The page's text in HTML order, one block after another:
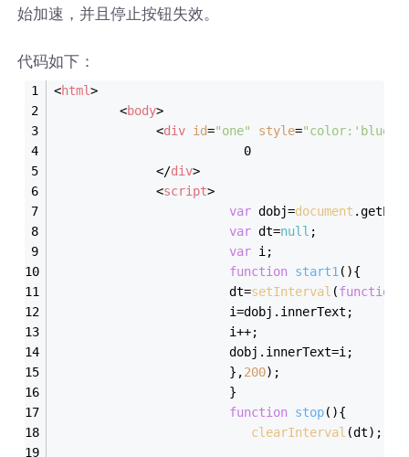
始加速，并且停止按钮失效。
代码如下：
<html>
<body>
<div id="one" style="color:'blue';
</div>
<script>
var dobj=document
var dt=null ;
var i;
function start1 ( ){
			            dt=
setInterval (function
						i=dobj.innerText;
						i++;
						dobj.innerText=i;
						},
200);
						}
function stop( ){
clearInterval